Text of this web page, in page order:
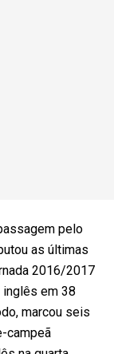
pelo
as últimas
2016/2017
em 38
marcou seis
campeã